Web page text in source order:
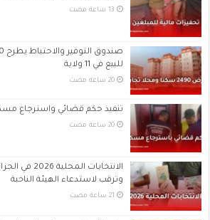
للبيع في 11 ولاية
‏20 ساعة مضت
تنفيذ حكم قضائي واسترجاع
‏20 ساعة مضت
الانتخابات
وترقب لاستدعاء الهيئة الناخبة